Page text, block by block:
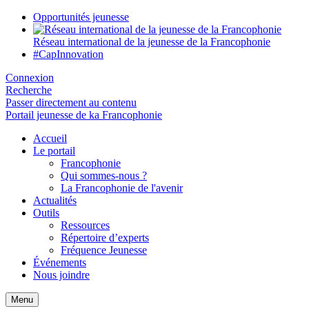
Opportunités jeunesse
Réseau international de la jeunesse de la Francophonie
#CapInnovation
Connexion
Recherche
Passer directement au contenu
Portail jeunesse de ka Francophonie
Accueil
Le portail
Francophonie
Qui sommes-nous ?
La Francophonie de l'avenir
Actualités
Outils
Ressources
Répertoire d’experts
Fréquence Jeunesse
Événements
Nous joindre
Menu